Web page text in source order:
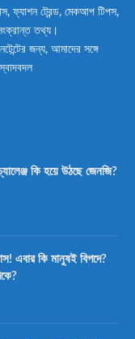
ফ্যাশন ট্রেন্ড, মেকআপ টিপস,
তথ্য।
জন্য, আমাদের সঙ্গে
কি হয়ে উঠছে জেনজি?
এবার কি মানুষই বিপদে?